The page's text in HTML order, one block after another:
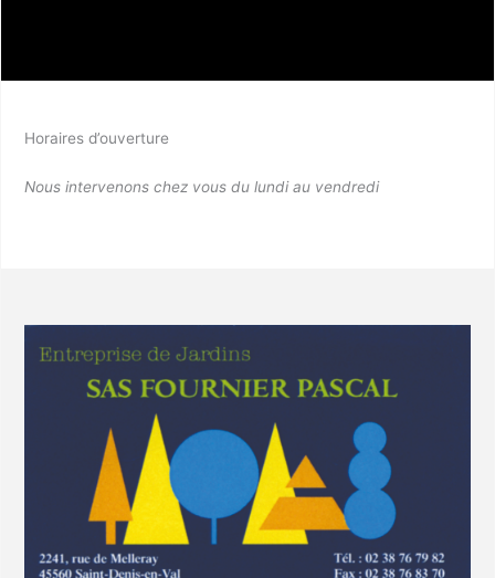
Horaires d’ouverture
Nous intervenons chez vous du lundi au vendredi